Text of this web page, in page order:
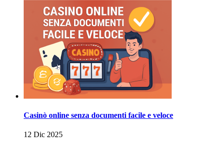
Casinò online senza documenti facile e veloce
12 Dic 2025